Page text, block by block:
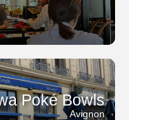
Poké Bowls
Avignon